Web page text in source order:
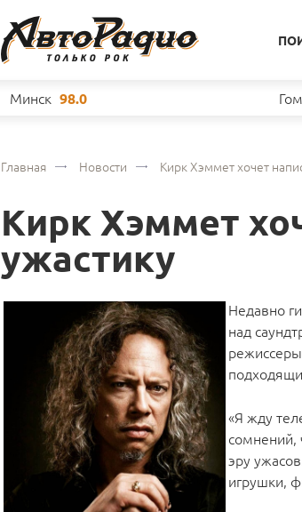
Минск 98.0
Главная Новости Кирк Хэммет хочет
Кирк Хэммет
ужастику
Недавно
над
«Я жду
сомнений,
эру
игрушки,